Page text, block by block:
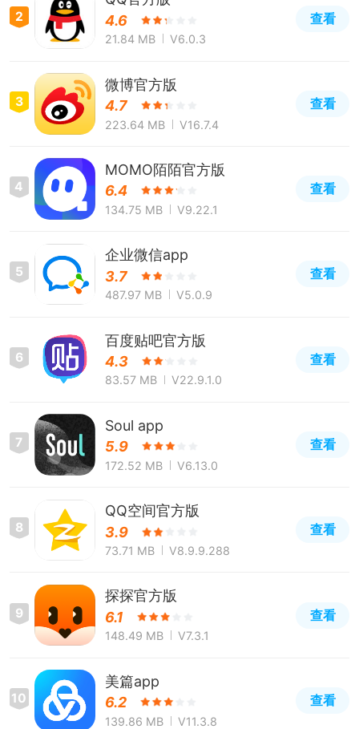
2
4.6
21.84 MB V6.0.3
查看
3
微博官方版
4.7
223.64 MB V16.7.4
查看
4
MOMO陌陌官方版
6.4
134.75 MB V9.22.1
查看
5
企业微信app
3.7
487.97 MB V5.0.9
查看
6
百度贴吧官方版
4.3
83.57 MB V22.9.1.0
查看
7
Soul app
5.9
172.52 MB V6.13.0
查看
8
QQ空间官方版
3.9
73.71 MB V8.9.9.288
查看
9
探探官方版
6.1
148.49 MB V7.3.1
查看
10
美篇app
6.2
139.86 MB V11.3.8
查看